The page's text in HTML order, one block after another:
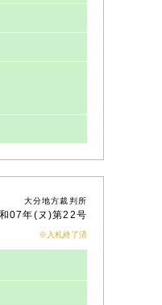
大分地方裁判所
07年(ヌ)第22号
※入札終了済